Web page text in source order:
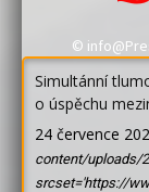
©
Simultánní
o úspěchu
24 července
content/uploads/
srcset='https://